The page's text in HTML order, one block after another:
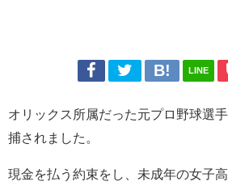
LINE
オリックス所属だった元プロ野球選
捕されました。
現金を払う約束をし、未成年の女子